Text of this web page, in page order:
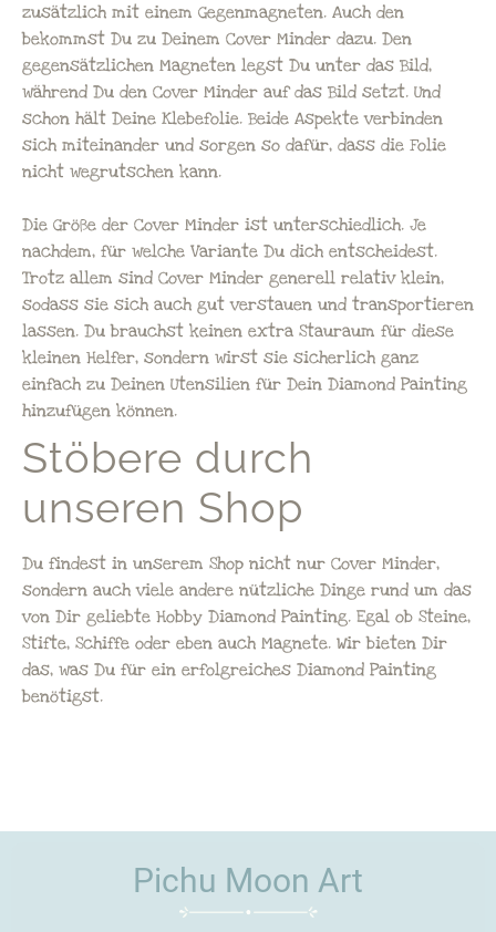
zusätzlich mit einem Gegenmagneten. Auch den
bekommst Du zu Deinem Cover Minder dazu. Den
gegensätzlichen Magneten legst Du unter das Bild,
während Du den Cover Minder auf das Bild setzt. Und
schon hält Deine Klebefolie. Beide Aspekte verbinden
sich miteinander und sorgen so dafür, dass die Folie
nicht wegrutschen kann.
Die Größe der Cover Minder ist unterschiedlich. Je
nachdem, für welche Variante Du dich entscheidest.
Trotz allem sind Cover Minder generell relativ klein,
sodass sie sich auch gut verstauen und transportieren
lassen. Du brauchst keinen extra Stauraum für diese
kleinen Helfer, sondern wirst sie sicherlich ganz
einfach zu Deinen Utensilien für Dein Diamond Painting
hinzufügen können.
Stöbere durch
unseren Shop
Du findest in unserem Shop nicht nur Cover Minder,
sondern auch viele andere nützliche Dinge rund um das
von Dir geliebte Hobby Diamond Painting. Egal ob Steine,
Stifte, Schiffe oder eben auch Magnete. Wir bieten Dir
das, was Du für ein erfolgreiches Diamond Painting
benötigst.
Pichu Moon Art